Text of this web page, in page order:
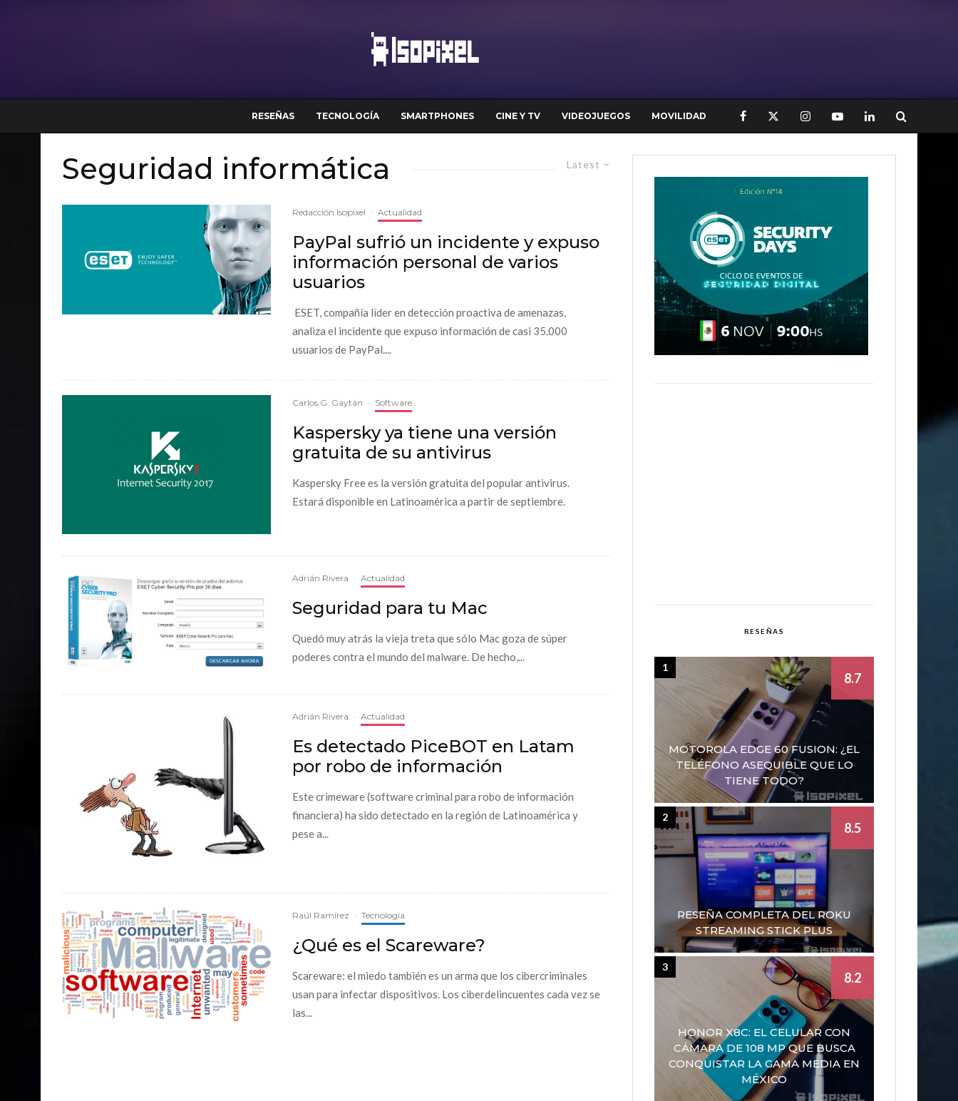
RESEÑAS TECNOLOGÍA SMARTPHONES CINE Y TV VIDEOJUEGOS MOVILIDAD
Latest
Seguridad informática
Redacción Isopixel · Actualidad
PayPal sufrió un incidente y expuso
información personal de varios
usuarios
ESET, compañía líder en detección proactiva de amenazas,
analiza el incidente que expuso información de casi 35.000
usuarios de PayPal....
Carlos G. Gaytán · Software
Kaspersky ya tiene una versión
gratuita de su antivirus
Kaspersky Free es la versión gratuita del popular antivirus.
Estará disponible en Latinoamérica a partir de septiembre.
Adrián Rivera · Actualidad
Seguridad para tu Mac
Quedó muy atrás la vieja treta que sólo Mac goza de súper
poderes contra el mundo del malware. De hecho,...
Adrián Rivera · Actualidad
Es detectado PiceBOT en Latam
por robo de información
Este crimeware (software criminal para robo de información
financiera) ha sido detectado en la región de Latinoamérica y
pese a...
Raúl Ramírez · Tecnología
¿Qué es el Scareware?
Scareware: el miedo también es un arma que los cibercriminales
usan para infectar dispositivos. Los ciberdelincuentes cada vez se
las...
RESEÑAS
MOTOROLA EDGE 60 FUSION: ¿EL
TELÉFONO ASEQUIBLE QUE LO
TIENE TODO?
8.7
1
RESEÑA COMPLETA DEL ROKU
STREAMING STICK PLUS
8.5
2
HONOR X8C: EL CELULAR CON
CÁMARA DE 108 MP QUE BUSCA
CONQUISTAR LA GAMA MEDIA EN
MÉXICO
8.2
3